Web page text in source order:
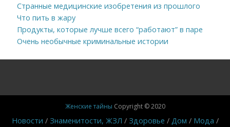
Странные медицинские изобретения из прошлого
Что пить в жару
Продукты, которые лучше всего “работают” в паре
Очень необычные криминальные истории
Женские тайны Copyright © 2020
Новости Знаменитости, ЖЗЛ Здоровье Дом Мода